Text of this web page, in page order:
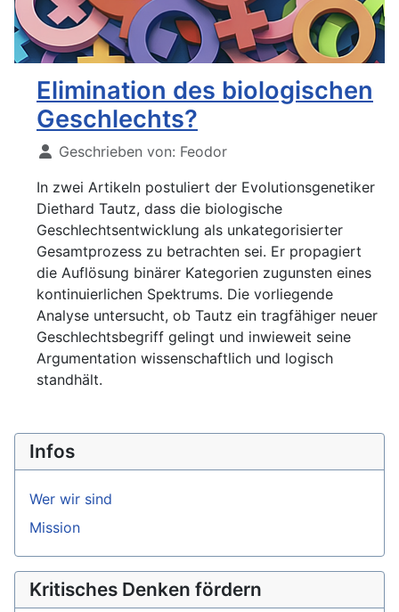
Elimination des biologischen
Geschlechts?
Geschrieben von: Feodor
In zwei Artikeln postuliert der Evolutionsgenetiker
Diethard Tautz, dass die biologische
Geschlechtsentwicklung als unkategorisierter
Gesamtprozess zu betrachten sei. Er propagiert
die Auflösung binärer Kategorien zugunsten eines
kontinuierlichen Spektrums. Die vorliegende
Analyse untersucht, ob Tautz ein tragfähiger neuer
Geschlechtsbegriff gelingt und inwieweit seine
Argumentation wissenschaftlich und logisch
standhält.
Infos
Wer wir sind
Mission
Kritisches Denken fördern